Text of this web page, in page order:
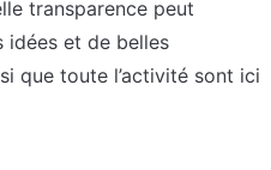
transparence peut
et de belles
que toute l’activité sont ici